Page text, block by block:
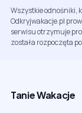
Wszystkie odnośniki,
Odkryjwakacje.pl
serwisu otrzymuje
została rozpoczęta
Tanie Wakacje